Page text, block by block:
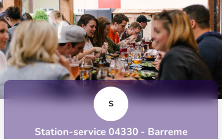
S
Station-service 04330 - Barreme